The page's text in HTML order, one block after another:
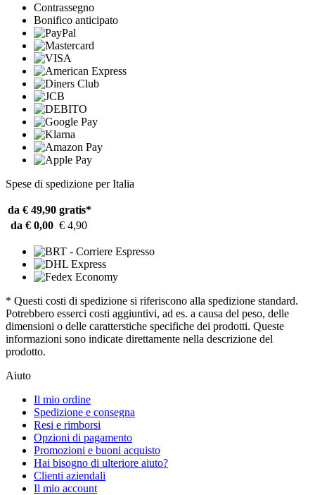
Contrassegno
Bonifico anticipato
Spese di spedizione per Italia
da € 49,90 gratis*
da € 0,00 € 4,90
* Questi costi di spedizione si riferiscono alla spedizione standard.
Potrebbero esserci costi aggiuntivi, ad es. a causa del peso, delle
dimensioni o delle caratterstiche specifiche dei prodotti. Queste
informazioni sono indicate direttamente nella descrizione del
prodotto.
Aiuto
Il mio ordine
Spedizione e consegna
Resi e rimborsi
Opzioni di pagamento
Promozioni e buoni acquisto
Hai bisogno di ulteriore aiuto?
Clienti aziendali
Il mio account